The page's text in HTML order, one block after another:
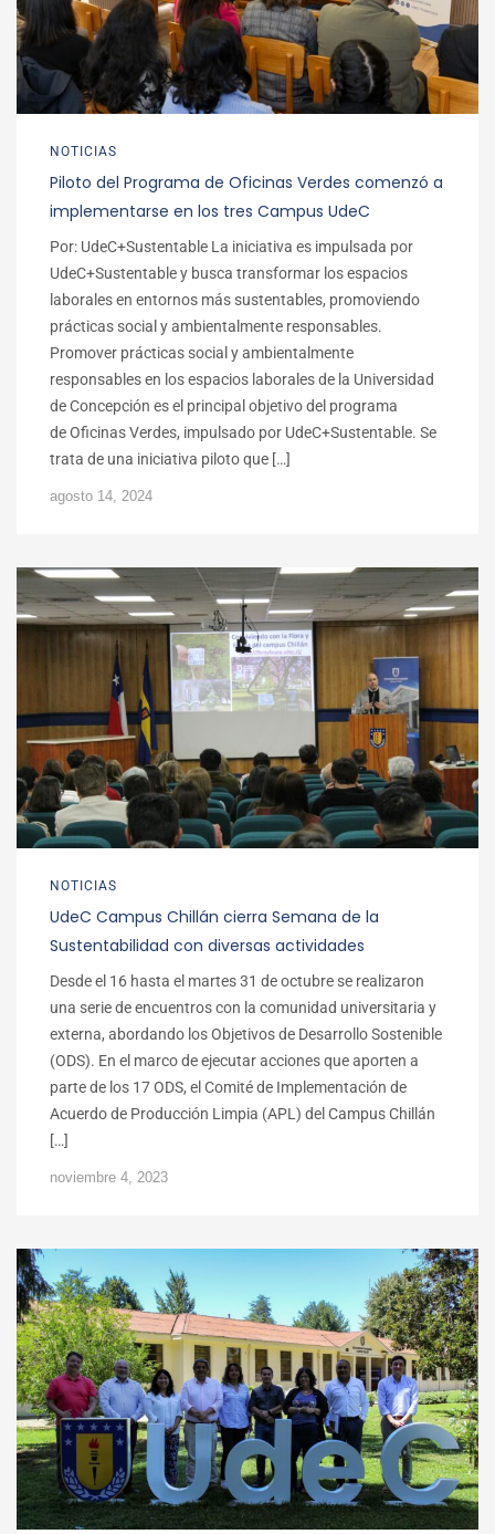
NOTICIAS
Piloto del Programa de Oficinas Verdes comenzó a
implementarse en los tres Campus UdeC
Por: UdeC+Sustentable La iniciativa es impulsada por
UdeC+Sustentable y busca transformar los espacios
laborales en entornos más sustentables, promoviendo
prácticas social y ambientalmente responsables.
Promover prácticas social y ambientalmente
responsables en los espacios laborales de la Universidad
de Concepción es el principal objetivo del programa
de Oficinas Verdes, impulsado por UdeC+Sustentable. Se
trata de una iniciativa piloto que […]
agosto 14, 2024
NOTICIAS
UdeC Campus Chillán cierra Semana de la
Sustentabilidad con diversas actividades
Desde el 16 hasta el martes 31 de octubre se realizaron
una serie de encuentros con la comunidad universitaria y
externa, abordando los Objetivos de Desarrollo Sostenible
(ODS). En el marco de ejecutar acciones que aporten a
parte de los 17 ODS, el Comité de Implementación de
Acuerdo de Producción Limpia (APL) del Campus Chillán
[…]
noviembre 4, 2023